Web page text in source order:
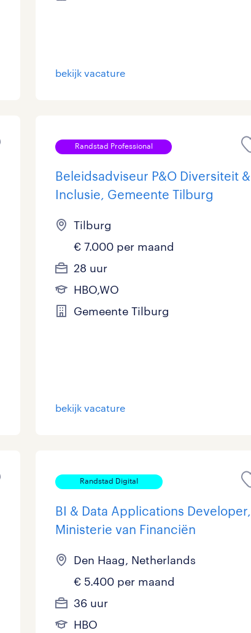
Personeel & Organisatie
bekijk vacature
Randstad Professional
Beleidsadviseur P&O Diversiteit &
Inclusie, Gemeente Tilburg
Tilburg
€ 7.000 per maand
28 uur
HBO,WO
Gemeente Tilburg
bekijk vacature
Randstad Digital
BI & Data Applications Developer,
Ministerie van Financiën
Den Haag, Netherlands
€ 5.400 per maand
36 uur
HBO